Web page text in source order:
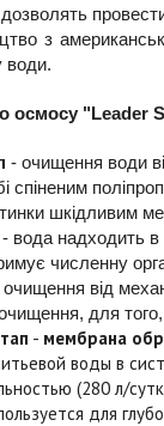
дозволять
з
води.
осмосу "Leader
- очищення води
спіненим
шкідливим
- вода надходить в
численну
очищення від
для
- мембрана
воды в
(280 л/
для